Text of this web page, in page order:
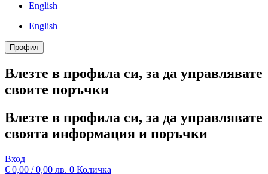
English
English
Профил
Влезте в профила си, за да управлявате
своитe поръчки
Влезте в профила си, за да управлявате
своята информация и поръчки
Вход
€ 0,00 / 0,00 лв. 0 Количка